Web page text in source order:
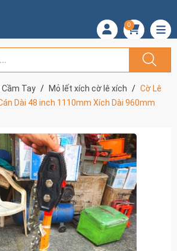
0
Cầm Tay Mỏ lết xích cờ lê xích
Cờ Lê
Dài 48 inch 1110mm Xích Dài 960mm